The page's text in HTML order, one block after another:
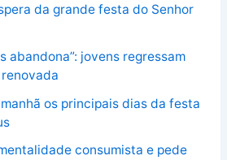
da grande festa do Senhor
abandona”: jovens regressam
os principais dias da festa
consumista e pede